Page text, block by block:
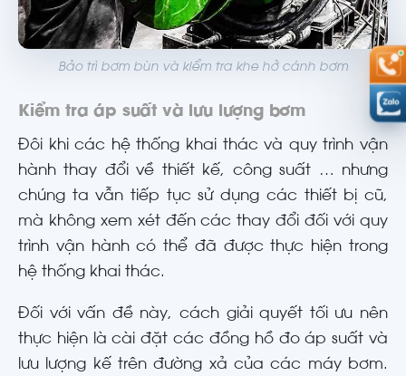
Bảo trì bơm bùn và kiểm tra khe hở cánh bơm
Kiểm tra áp suất và lưu lượng bơm
Đôi khi các hệ thống khai thác và quy trình vận
hành thay đổi về thiết kế, công suất … nhưng
chúng ta vẫn tiếp tục sử dụng các thiết bị cũ,
mà không xem xét đến các thay đổi đối với quy
trình vận hành có thể đã được thực hiện trong
hệ thống khai thác.
Đối với vấn đề này, cách giải quyết tối ưu nên
thực hiện là cài đặt các đồng hồ đo áp suất và
lưu lượng kế trên đường xả của các máy bơm.